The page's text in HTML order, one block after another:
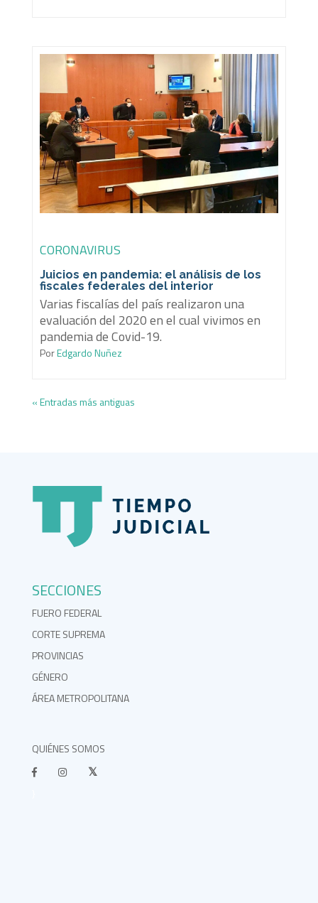
CORONAVIRUS
Juicios en pandemia: el análisis de los
fiscales federales del interior
Varias fiscalías del país realizaron una
evaluación del 2020 en el cual vivimos en
pandemia de Covid-19.
PorEdgardo Nuñez
« Entradas más antiguas
SECCIONES
FUERO FEDERAL
CORTE SUPREMA
PROVINCIAS
GÉNERO
ÁREA METROPOLITANA
QUIÉNES SOMOS